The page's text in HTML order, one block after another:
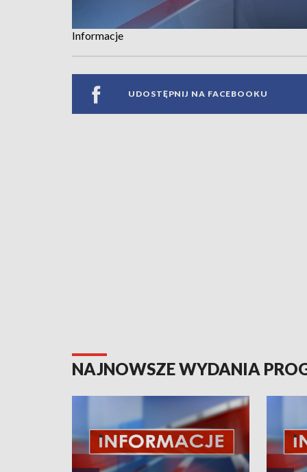
Informacje
UDOSTĘPNIJ NA FACEBOOKU
NAJNOWSZE WYDANIA